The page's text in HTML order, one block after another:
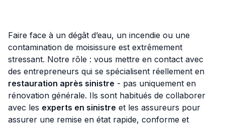
Faire face à un dégât d’eau, un incendie ou une
contamination de moisissure est extrêmement
stressant. Notre rôle : vous mettre en contact avec
des entrepreneurs qui se spécialisent réellement en
restauration après sinistre - pas uniquement en
rénovation générale. Ils sont habitués de collaborer
avec les experts en sinistre et les assureurs pour
assurer une remise en état rapide, conforme et